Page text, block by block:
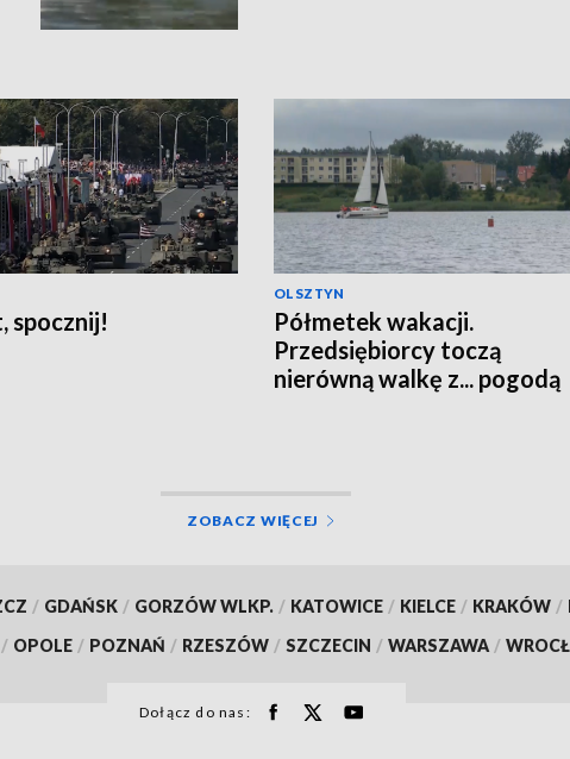
spocznij!
OLSZTYN
Półmetek wakacji.
Przedsiębiorcy toczą
nierówną walkę z... pogodą
ZOBACZ WIĘCEJ
/ GDAŃSK / GORZÓW WLKP. / KATOWICE / KIELCE / KRAKÓW /
/ OPOLE / POZNAŃ / RZESZÓW / SZCZECIN / WARSZAWA /
Dołącz do nas: